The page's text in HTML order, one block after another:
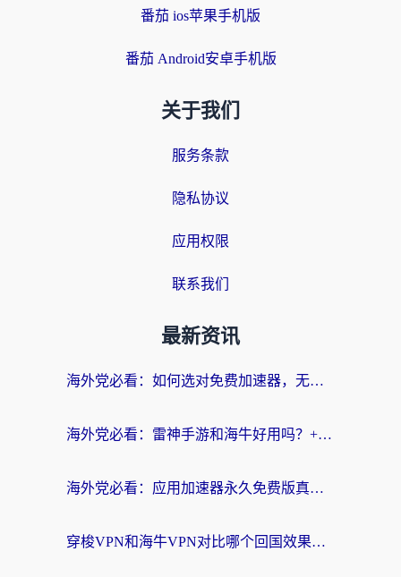
番茄 ios苹果手机版
番茄 Android安卓手机版
关于我们
服务条款
隐私协议
应用权限
联系我们
最新资讯
海外党必看：如何选对免费加速器，无缝访问国内资源不踩坑？
海外党必看：雷神手游和海牛好用吗？+3款热门加速器实测对比，附番茄加速器无缝回国指南
海外党必看：应用加速器永久免费版真的存在吗？教你选对回国加速器无缝刷国内资源
穿梭VPN和海牛VPN对比哪个回国效果更好？海外华人亲测3款热门加速器+避坑指南